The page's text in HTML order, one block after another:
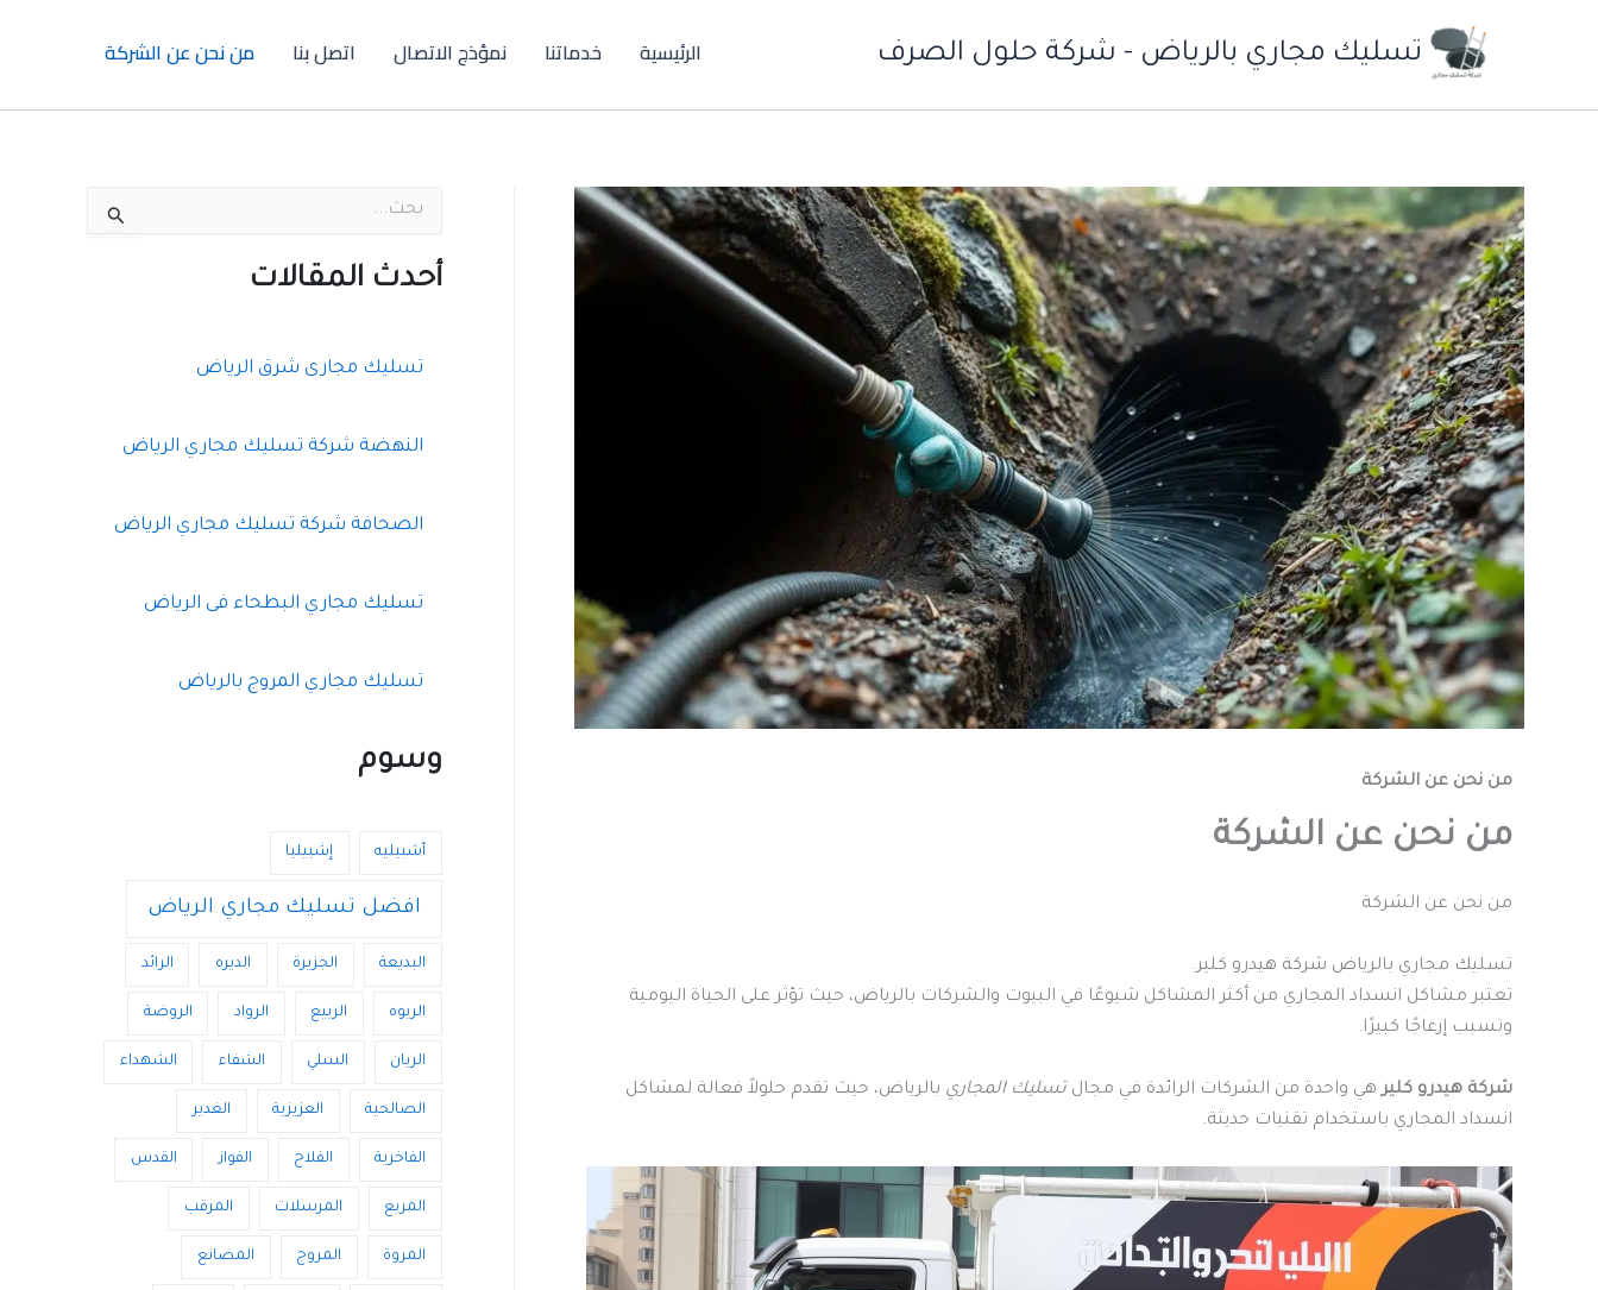
تسليك مجاري بالرياض - شركة حلول الصرف الرئيسية خدماتنا نمؤذج الاتصال اتصل بنا من نحن عن الشركة
من نحن عن الشركة
من نحن عن الشركة
من نحن عن الشركة
تسليك مجاري بالرياض شركة هيدرو كلير.
تعتبر مشاكل انسداد المجاري من أكثر المشاكل شيوعًا في البيوت والشركات بالرياض، حيث تؤثر على الحياة اليومية
وتسبب إزعاجًا كبيرًا.
شركة هيدرو كليرهي واحدة من الشركات الرائدة في مجال تسليك المجاري بالرياض، حيث تقدم حلولاً فعالة لمشاكل
انسداد المجاري باستخدام تقنيات حديثة.
ح
أحدث المقالات
تسليك مجارى شرق الرياض
النهضة شركة تسليك مجاري الرياض
الصحافة شركة تسليك مجاري الرياض
تسليك مجاري البطحاء فى الرياض
تسليك مجاري المروج بالرياض
وسوم
أشبيليه إشبيليا
افضل تسليك مجاري الرياض
البديعة الجزيرة الديره الرائد
الربوه الربيع الرواد الروضة
الريان السلي الشفاء الشهداء
الصالحية العزيزية الغدير
الفاخرية الفلاح الفواز القدس
المربع المرسلات المرقب
المروة المروج المصانع